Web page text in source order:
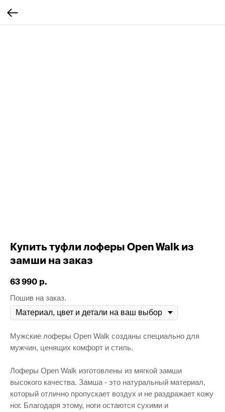
Купить туфли лоферы Open Walk из
замши на заказ
63 990 р.
Пошив на заказ.
Мужские лоферы Open Walk созданы специально для
мужчин, ценящих комфорт и стиль.
Лоферы Open Walk изготовлены из мягкой замши
высокого качества. Замша - это натуральный материал,
который отлично пропускает воздух и не раздражает кожу
ног. Благодаря этому, ноги остаются сухими и